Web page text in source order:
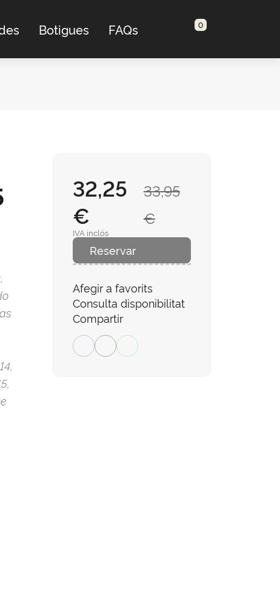
Botigues FAQs 0
33,95
€
32,25
€
IVA inclós
Reservar
Afegir a favorits
Consulta disponibilitat
Compartir